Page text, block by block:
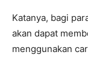
Katanya, bagi
akan dapat
menggunakan